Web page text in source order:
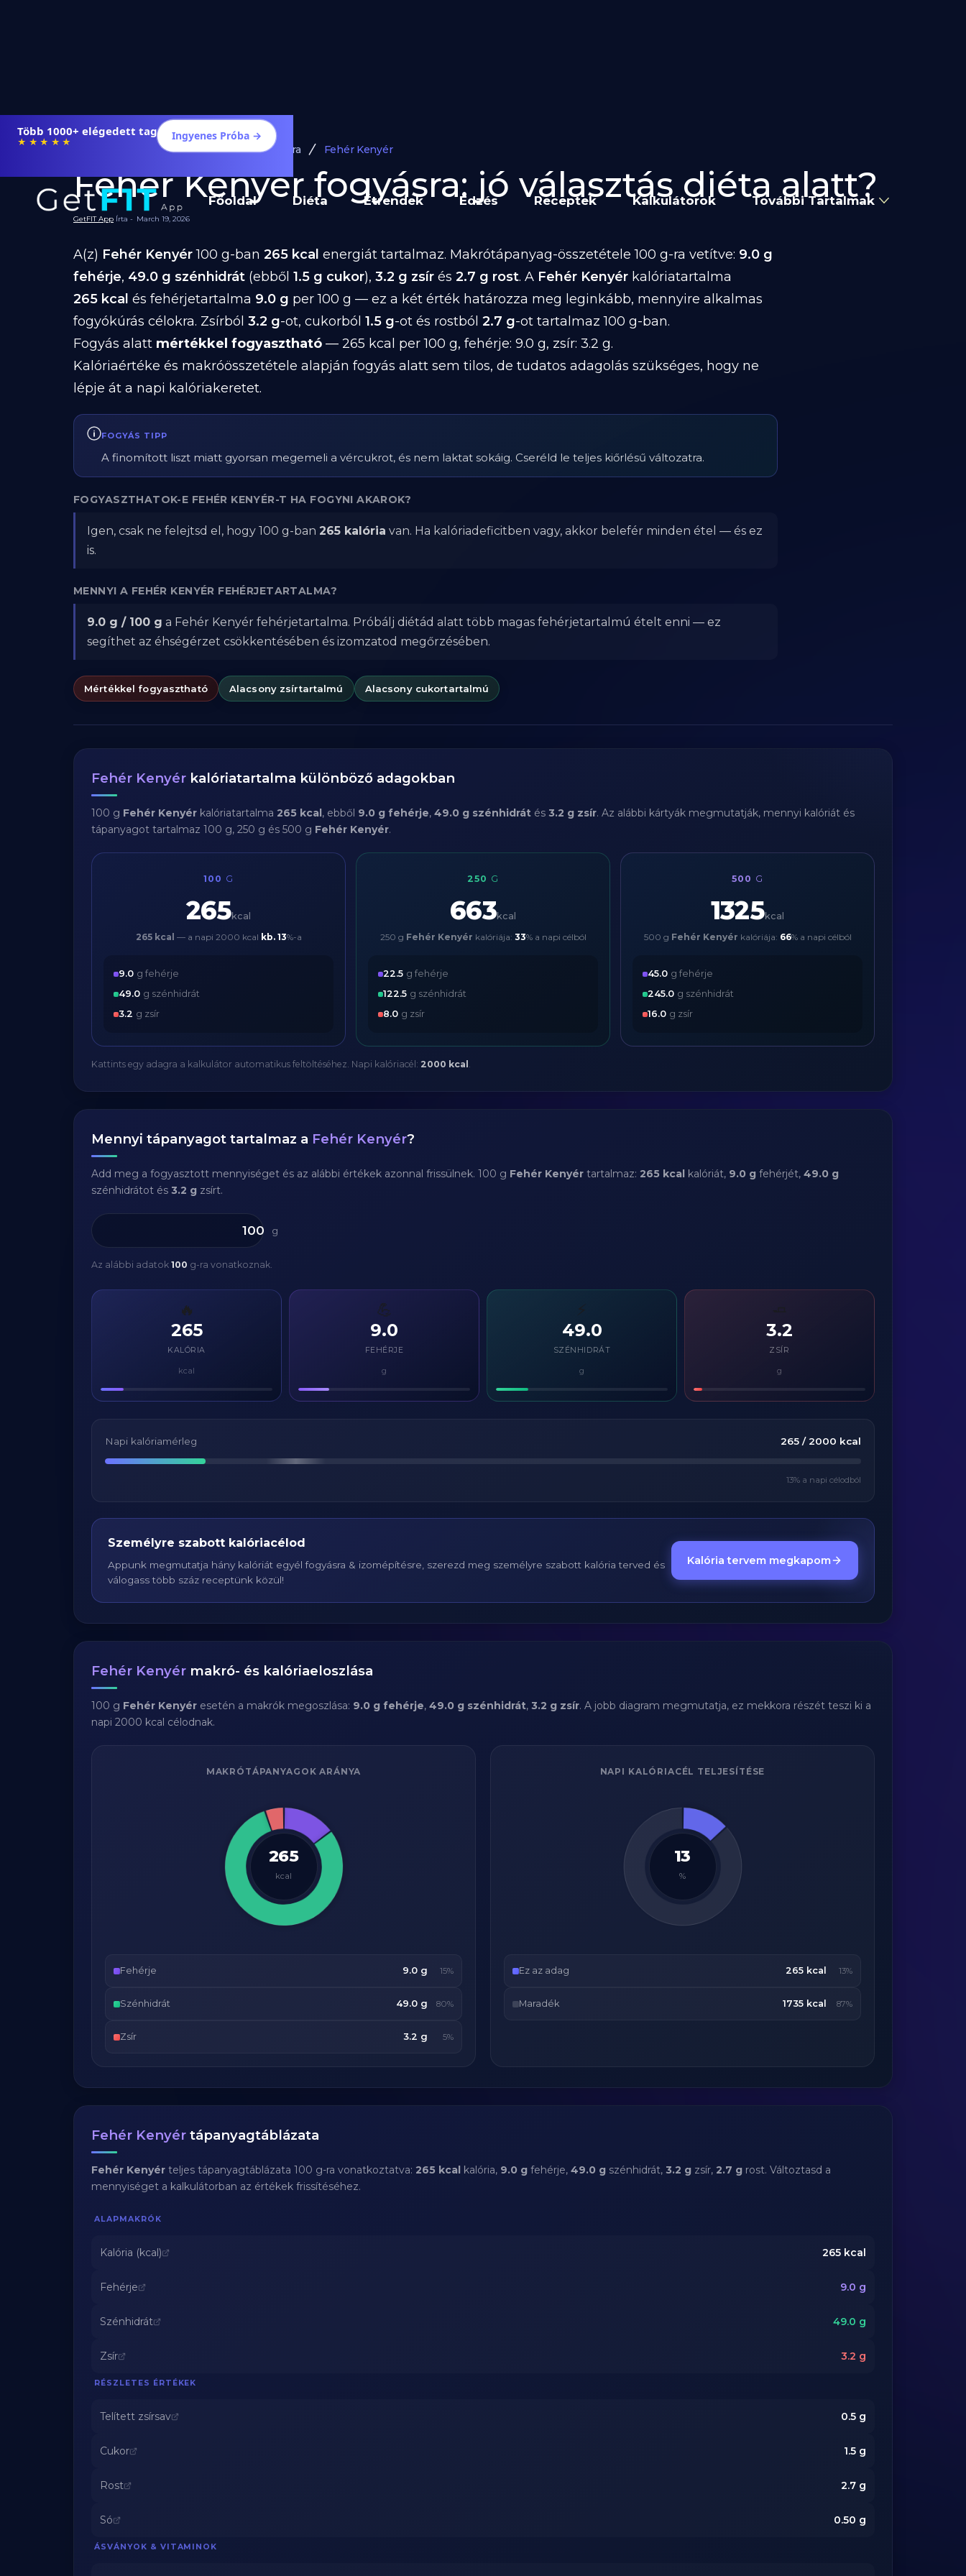
Több 1000+ elégedett tag
★★★★★ Ingyenes Próba →
Főoldal Diéta Étrendek Edzés Receptek Kalkulátorok További Tartalmak
Diéta és Étrend Ételek Fogyásra Fehér Kenyér
Fehér Kenyér fogyásra: jó választás diéta alatt?
GetFIT App Írta - March 19, 2026
A(z) Fehér Kenyér100 g-ban 265 kcal energiát tartalmaz. Makrótápanyag-összetétele 100 g-ra vetítve: 9.0 g
fehérje, 49.0 g szénhidrát (ebből 1.5 g cukor), 3.2 g zsír és 2.7 g rost. A Fehér Kenyér kalóriatartalma
265 kcal és fehérjetartalma 9.0 g per 100 g — ez a két érték határozza meg leginkább, mennyire alkalmas
fogyókúrás célokra. Zsírból 3.2 g-ot, cukorból 1.5 g-ot és rostból 2.7 g-ot tartalmaz 100 g-ban.
Fogyás alatt mértékkel fogyasztható — 265 kcal per 100 g, fehérje: 9.0 g, zsír: 3.2 g.
Kalóriaértéke és makróösszetétele alapján fogyás alatt sem tilos, de tudatos adagolás szükséges, hogy ne
lépje át a napi kalóriakeretet.
FOGYÁS TIPP
A finomított liszt miatt gyorsan megemeli a vércukrot, és nem laktat sokáig. Cseréld le teljes kiőrlésű változatra.
FOGYASZTHATOK-E FEHÉR KENYÉR-T HA FOGYNI AKAROK?
Igen, csak ne felejtsd el, hogy 100 g-ban 265 kalória van. Ha kalóriadeficitben vagy, akkor belefér minden étel — és ez
is.
MENNYI A FEHÉR KENYÉR FEHÉRJETARTALMA?
9.0 g / 100 g a Fehér Kenyér fehérjetartalma. Próbálj diétád alatt több magas fehérjetartalmú ételt enni — ez
segíthet az éhségérzet csökkentésében és izomzatod megőrzésében.
Mértékkel fogyasztható Alacsony zsírtartalmú Alacsony cukortartalmú
Fehér Kenyér kalóriatartalma különböző adagokban
100 g Fehér Kenyér kalóriatartalma 265 kcal, ebből 9.0 g fehérje, 49.0 g szénhidrát és 3.2 g zsír. Az alábbi kártyák megmutatják, mennyi kalóriát és
tápanyagot tartalmaz 100 g, 250 g és 500 g Fehér Kenyér.
100 G
265kcal
265 kcal — a napi 2000 kcal kb. 13%-a
9.0 g fehérje
49.0 g szénhidrát
3.2 g zsír
250 G
663kcal
250 g Fehér Kenyér kalóriája: 33% a napi célból
22.5 g fehérje
122.5 g szénhidrát
8.0 g zsír
500 G
1325kcal
500 g Fehér Kenyér kalóriája: 66% a napi célból
45.0 g fehérje
245.0 g szénhidrát
16.0 g zsír
Kattints egy adagra a kalkulátor automatikus feltöltéséhez. Napi kalóriacél: 2000 kcal .
Mennyi tápanyagot tartalmaz a Fehér Kenyér?
Add meg a fogyasztott mennyiséget és az alábbi értékek azonnal frissülnek. 100 g Fehér Kenyér tartalmaz: 265 kcal kalóriát, 9.0 g fehérjét, 49.0 g
szénhidrátot és 3.2 g zsírt.
g
Az alábbi adatok 100 g-ra vonatkoznak.
🔥
265
KALÓRIA
kcal
💪
9.0
FEHÉRJE
g
⚡
49.0
SZÉNHIDRÁT
g
3.2
ZSÍR
g
Napi kalóriamérleg 265 / 2000 kcal
13% a napi célodból
Személyre szabott kalóriacélod
Appunk megmutatja hány kalóriát egyél fogyásra & izomépítésre, szerezd meg személyre szabott kalória terved és
válogass több száz receptünk közül!
Kalória tervem megkapom
Fehér Kenyér makró- és kalóriaeloszlása
100 g Fehér Kenyér esetén a makrók megoszlása: 9.0 g fehérje, 49.0 g szénhidrát, 3.2 g zsír. A jobb diagram megmutatja, ez mekkora részét teszi ki a
napi 2000 kcal célodnak.
MAKRÓTÁPANYAGOK ARÁNYA
265
kcal
Fehérje 9.0 g 15%
Szénhidrát 49.0 g 80%
Zsír 3.2 g 5%
NAPI KALÓRIACÉL TELJESÍTÉSE
13
%
Ez az adag 265 kcal 13%
Maradék 1735 kcal 87%
Fehér Kenyér tápanyagtáblázata
Fehér Kenyér teljes tápanyagtáblázata 100 g-ra vonatkoztatva: 265 kcal kalória, 9.0 g fehérje, 49.0 g szénhidrát, 3.2 g zsír, 2.7 g rost. Változtasd a
mennyiséget a kalkulátorban az értékek frissítéséhez.
ALAPMAKRÓK
Kalória (kcal) 265 kcal
Fehérje 9.0 g
Szénhidrát 49.0 g
Zsír 3.2 g
RÉSZLETES ÉRTÉKEK
Telített zsírsav 0.5 g
Cukor 1.5 g
Rost 2.7 g
Só 0.50 g
ÁSVÁNYOK & VITAMINOK